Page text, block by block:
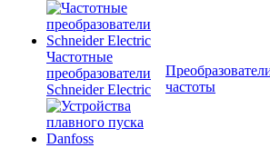
Частотные
преобразователи
Schneider Electric
частоты